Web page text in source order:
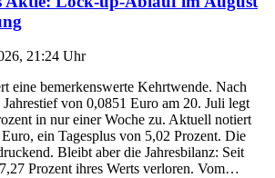
21:24 Uhr
eine bemerkenswerte Kehrtwende. Nach
von 0,0851 Euro am 20. Juli legt
in nur einer Woche zu. Aktuell notiert
ein Tagesplus von 5,02 Prozent. Die
Bleibt aber die Jahresbilanz: Seit
Prozent ihres Werts verloren. Vom…